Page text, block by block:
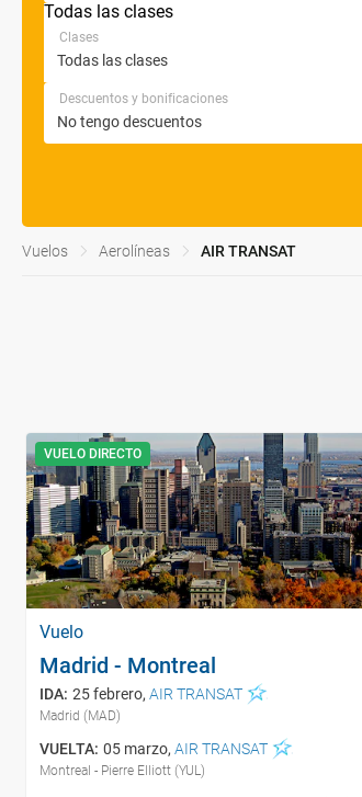
Todas las clases
Clases
Descuentos y bonificaciones
Vuelos Aerolíneas AIR TRANSAT
VUELO DIRECTO
Vuelo
Madrid - Montreal
IDA: 25 febrero, AIR TRANSAT
Madrid (MAD)
VUELTA: 05 marzo, AIR TRANSAT
Montreal - Pierre Elliott (YUL)